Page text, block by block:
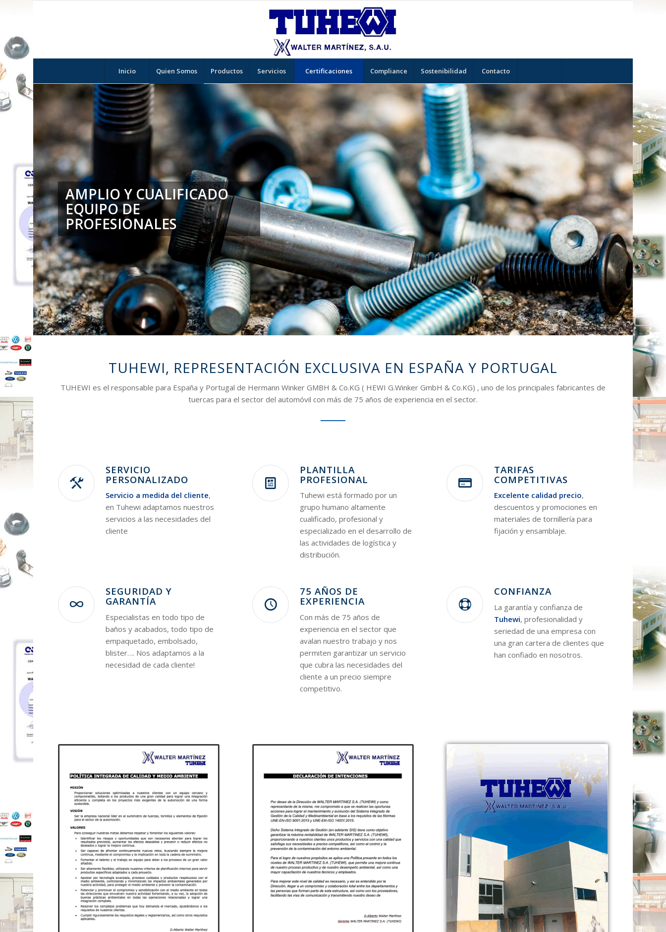
Inicio Quien Somos Productos Servicios Certificaciones Compliance Sostenibilidad Contacto
GARANTÍA Y CONFIANZA
TUHEWI, REPRESENTACIÓN EXCLUSIVA EN ESPAÑA Y PORTUGAL
TUHEWI es el responsable para España y Portugal de Hermann Winker GMBH & Co.KG ( HEWI G.Winker GmbH & Co.KG) , uno de los principales fabricantes de
tuercas para el sector del automóvil con más de 75 años de experiencia en el sector.
SERVICIO
PERSONALIZADO
Servicio a medida del cliente,
en Tuhewi adaptamos nuestros
servicios a las necesidades del
cliente
PLANTILLA
PROFESIONAL
Tuhewi está formado por un
grupo humano altamente
cualificado, profesional y
especializado en el desarrollo de
las actividades de logística y
distribución.
TARIFAS
COMPETITIVAS
Excelente calidad precio,
descuentos y promociones en
materiales de tornillería para
fijación y ensamblaje.
SEGURIDAD Y
GARANTÍA
Especialistas en todo tipo de
baños y acabados, todo tipo de
empaquetado, embolsado,
blister…. Nos adaptamos a la
necesidad de cada cliente!
75 AÑOS DE
EXPERIENCIA
Con más de 75 años de
experiencia en el sector que
avalan nuestro trabajo y nos
permiten garantizar un servicio
que cubra las necesidades del
cliente a un precio siempre
competitivo.
CONFIANZA
La garantía y confianza de
Tuhewi, profesionalidad y
seriedad de una empresa con
una gran cartera de clientes que
han confiado en nosotros.